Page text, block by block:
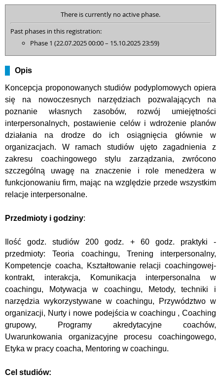
There is currently no active phase.
Past phases in this registration:
Phase 1 (22.07.2025 00:00 – 15.10.2025 23:59)
Opis
Koncepcja proponowanych studiów podyplomowych opiera
się na nowoczesnych narzędziach pozwalających na
poznanie własnych zasobów, rozwój umiejętności
interpersonalnych, postawienie celów i wdrożenie planów
działania na drodze do ich osiągnięcia głównie w
organizacjach. W ramach studiów ujęto zagadnienia z
zakresu coachingowego stylu zarządzania, zwrócono
szczególną uwagę na znaczenie i role menedżera w
funkcjonowaniu firm, mając na względzie przede wszystkim
relacje interpersonalne.
Przedmioty i godziny:
Ilość godz. studiów 200 godz. + 60 godz. praktyki -
przedmioty: Teoria coachingu, Trening interpersonalny,
Kompetencje coacha, Kształtowanie relacji coachingowej-
kontrakt, interakcja, Komunikacja interpersonalna w
coachingu, Motywacja w coachingu, Metody, techniki i
narzędzia wykorzystywane w coachingu, Przywództwo w
organizacji, Nurty i nowe podejścia w coachingu , Coaching
grupowy, Programy akredytacyjne coachów,
Uwarunkowania organizacyjne procesu coachingowego,
Etyka w pracy coacha, Mentoring w coachingu.
Cel studiów: